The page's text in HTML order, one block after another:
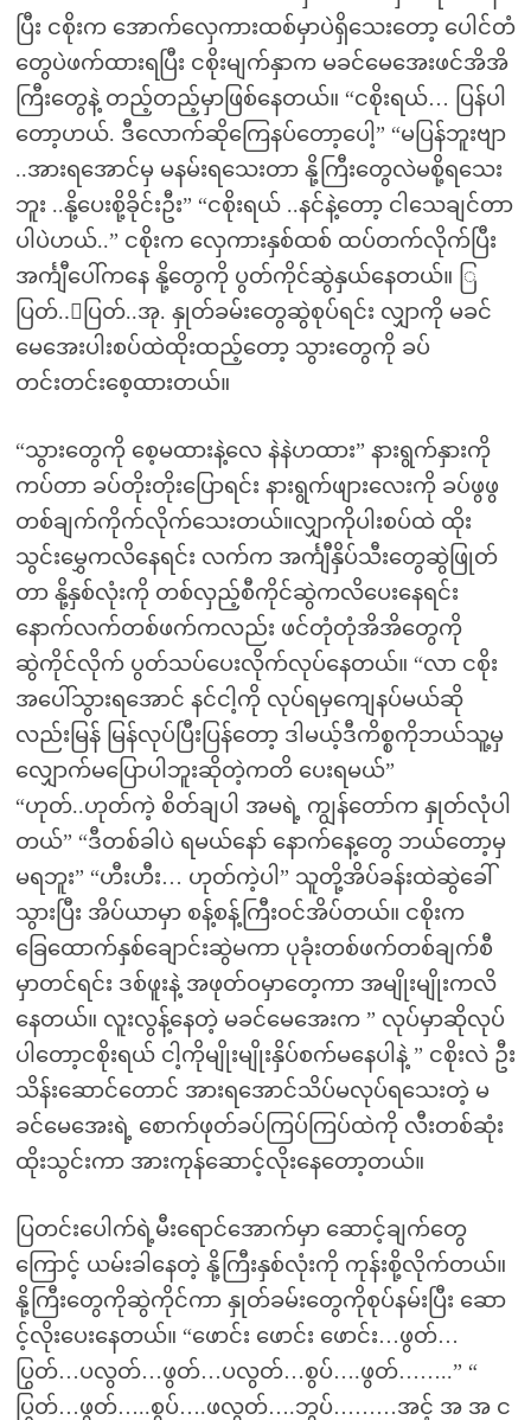
ပြီး ငစိုးက အောက်လှေကားထစ်မှာပဲရှိသေးတော့ ပေါင်တံ
တွေပဲဖက်ထားရပြီး ငစိုးမျက်နှာက မခင်မေအေးဖင်အိအိ
ကြီးတွေနဲ့ တည့်တည့်မှာဖြစ်နေတယ်။ “ငစိုးရယ်… ပြန်ပါ
တော့ဟယ်. ဒီလောက်ဆိုကြေနပ်တော့ပေါ့” “မပြန်ဘူးဗျာ
..အားရအောင်မှ မနမ်းရသေးတာ နို့ကြီးတွေလဲမစို့ရသေး
ဘူး ..နို့ပေးစို့ခိုင်းဦး” “ငစိုးရယ် ..နင်နဲ့တော့ ငါသေချင်တာ
ပါပဲဟယ်..” ငစိုးက လှေကားနှစ်ထစ် ထပ်တက်လိုက်ပြီး
အင်္ကျီပေါ်ကနေ နို့တွေကို ပွတ်ကိုင်ဆွဲနှယ်နေတယ်။ ြ
ပြတ်..ြပြတ်..အု. နှုတ်ခမ်းတွေဆွဲစုပ်ရင်း လျှာကို မခင်
မေအေးပါးစပ်ထဲထိုးထည့်တော့ သွားတွေကို ခပ်
တင်းတင်းစေ့ထားတယ်။
“သွားတွေကို စေ့မထားနဲ့လေ နဲနဲဟထား” နားရွက်နှားကို
ကပ်တာ ခပ်တိုးတိုးပြောရင်း နားရွက်ဖျားလေးကို ခပ်ဖွဖွ
တစ်ချက်ကိုက်လိုက်သေးတယ်။လျှာကိုပါးစပ်ထဲ ထိုး
သွင်းမွှေကလိနေရင်း လက်က အင်္ကျီနှိပ်သီးတွေဆွဲဖြုတ်
တာ နို့နှစ်လုံးကို တစ်လှည့်စီကိုင်ဆွဲကလိပေးနေရင်း
နောက်လက်တစ်ဖက်ကလည်း ဖင်တုံတုံအိအိတွေကို
ဆွဲကိုင်လိုက် ပွတ်သပ်ပေးလိုက်လုပ်နေတယ်။ “လာ ငစိုး
အပေါ်သွားရအောင် နင်ငါ့ကို လုပ်ရမှကျေနပ်မယ်ဆို
လည်းမြန် မြန်လုပ်ပြီးပြန်တော့ ဒါမယ့်ဒီကိစ္စကိုဘယ်သူ့မှ
လျှောက်မပြောပါဘူးဆိုတဲ့ကတိ ပေးရမယ်”
“ဟုတ်..ဟုတ်ကဲ့ စိတ်ချပါ အမရဲ့ ကျွန်တော်က နှုတ်လုံပါ
တယ်” “ဒီတစ်ခါပဲ ရမယ်နော် နောက်နေ့တွေ ဘယ်တော့မှ
မရဘူး” “ဟီးဟီး… ဟုတ်ကဲ့ပါ” သူတို့အိပ်ခန်းထဲဆွဲခေါ်
သွားပြီး အိပ်ယာမှာ စန့်စန့်ကြီးဝင်အိပ်တယ်။ ငစိုးက
ခြေထောက်နှစ်ချောင်းဆွဲမကာ ပုခုံးတစ်ဖက်တစ်ချက်စီ
မှာတင်ရင်း ဒစ်ဖူးနဲ့ အဖုတ်ဝမှာတေ့ကာ အမျိုးမျိုးကလိ
နေတယ်။ လူးလွန့်နေတဲ့ မခင်မေအေးက ” လုပ်မှာဆိုလုပ်
ပါတော့ငစိုးရယ် ငါ့ကိုမျိုးမျိုးနှိပ်စက်မနေပါနဲ့ ” ငစိုးလဲ ဦး
သိန်းဆောင်တောင် အားရအောင်သိပ်မလုပ်ရသေးတဲ့ မ
ခင်မေအေးရဲ့ စောက်ဖုတ်ခပ်ကြပ်ကြပ်ထဲကို လီးတစ်ဆုံး
ထိုးသွင်းကာ အားကုန်ဆောင့်လိုးနေတော့တယ်။
ပြတင်းပေါက်ရဲ့မီးရောင်အောက်မှာ ဆောင့်ချက်တွေ
ကြောင့် ယမ်းခါနေတဲ့ နို့ကြီးနှစ်လုံးကို ကုန်းစို့လိုက်တယ်။
နို့ကြီးတွေကိုဆွဲကိုင်ကာ နှုတ်ခမ်းတွေကိုစုပ်နမ်းပြီး ဆော
င့်လိုးပေးနေတယ်။ “ဖောင်း ဖောင်း ဖောင်း…ဖွတ်…
ပြွတ်…ပလွတ်…ဖွတ်…ပလွတ်…စွပ်….ဖွတ်……..” “
ပြွတ်…ဖွတ်…..စွပ်….ဖလွတ်….ဘွပ်………အင့် အ အ င